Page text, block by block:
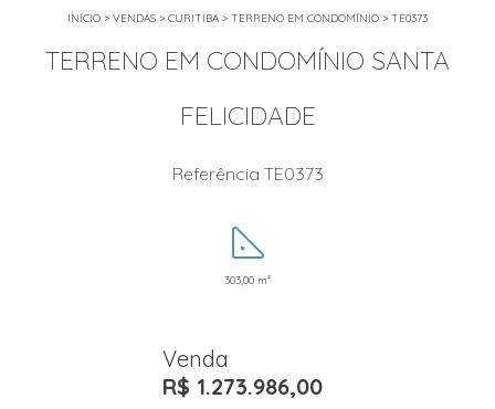
INÍCIO > VENDAS > CURITIBA > TERRENO EM CONDOMÍNIO > TE0373
TERRENO EM CONDOMÍNIO SANTA
FELICIDADE
Referência TE0373
303,00 m²
Venda
R$ 1.273.986,00